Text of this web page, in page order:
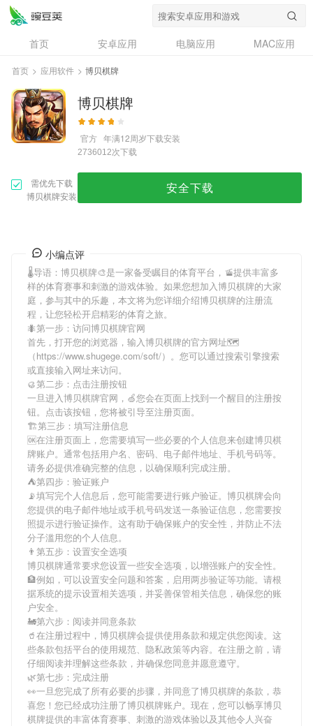
首页 安卓应用 电脑应用
MAC应用
资讯
专题
问答
首页 > 应用软件 > 博贝棋牌
博贝棋牌
官方 年满12周岁下载安装
2736012次下载
需优先下载
博贝棋牌安装
安全下载
小编点评
🌡导语： 博贝棋牌🎨是一家备受瞩目的体育平台，🚡提供丰富多
样的体育赛事和刺激的游戏体验。如果您想加入博贝棋牌的大家
庭，参与其中的乐趣，本文将为您详细介绍博贝棋牌的注册流
程，让您轻松开启精彩的体育之旅。
🐜第一步：访问博贝棋牌官网
首先，打开您的浏览器，输入博贝棋牌的官方网址🗺
（https://www.shugege.com/soft/）。您可以通过搜索引擎搜索
或直接输入网址来访问。
🥮第二步：点击注册按钮
一旦进入博贝棋牌官网，🍏您会在页面上找到一个醒目的注册按
钮。点击该按钮，您将被引导至注册页面。
🏗第三步：填写注册信息
🆗在注册页面上，您需要填写一些必要的个人信息来创建博贝棋
牌账户。通常包括用户名、密码、电子邮件地址、手机号码等。
请务必提供准确完整的信息，以确保顺利完成注册。
⛺️第四步：验证账户
📡填写完个人信息后，您可能需要进行账户验证。 博贝棋牌会向
您提供的电子邮件地址或手机号码发送一条验证信息，您需要按
照提示进行验证操作。这有助于确保账户的安全性，并防止不法
分子滥用您的个人信息。
👨第五步：设置安全选项
博贝棋牌通常要求您设置一些安全选项，以增强账户的安全性。
🏦例如，可以设置安全问题和答案，启用两步验证等功能。请根
据系统的提示设置相关选项，并妥善保管相关信息，确保您的账
户安全。
🚂第六步：阅读并同意条款
🥤在注册过程中， 博贝棋牌会提供使用条款和规定供您阅读。这
些条款包括平台的使用规范、隐私政策等内容。在注册之前，请
仔细阅读并理解这些条款，并确保您同意并愿意遵守。
🌿第七步：完成注册
👀一旦您完成了所有必要的步骤，并同意了博贝棋牌的条款，恭
喜您！您已经成功注册了博贝棋牌账户。现在，您可以畅享博贝
棋牌提供的丰富体育赛事、刺激的游戏体验以及其他令人兴奋